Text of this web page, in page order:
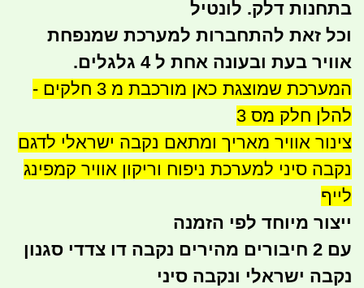
בתחנות דלק. לונטיל
וכל זאת להתחברות למערכת שמנפחת
אוויר בעת ובעונה אחת ל 4 גלגלים.
המערכת שמוצגת כאן מורכבת מ 3 חלקים -
להלן חלק מס 3
צינור אוויר מאריך ומתאם נקבה ישראלי לדגם
נקבה סיני למערכת ניפוח וריקון אוויר קמפינג
לייף
ייצור מיוחד לפי הזמנה
עם 2 חיבורים מהירים נקבה דו צדדי סגנון
נקבה ישראלי ונקבה סיני